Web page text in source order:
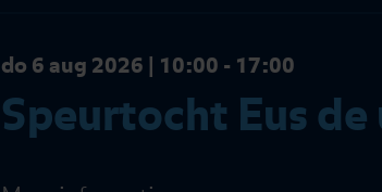
do 6 aug 2026 | 10:00 - 17:00
Speurtocht Eus